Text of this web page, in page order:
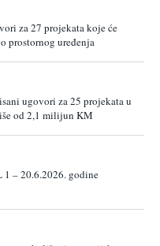
za 27 projekata koje će
prostornog uređenja
ugovori za 25 projekata u
od 2,1 milijun KM
1 – 20.6.2026. godine